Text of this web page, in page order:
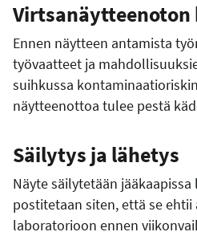
Virtsanäytteenoton
Ennen näytteen antamista
työvaatteet ja
suihkussa
näytteenottoa tulee pestä
Säilytys ja lähetys
Näyte säilytetään
postitetaan siten, että se ehtii
laboratorioon ennen